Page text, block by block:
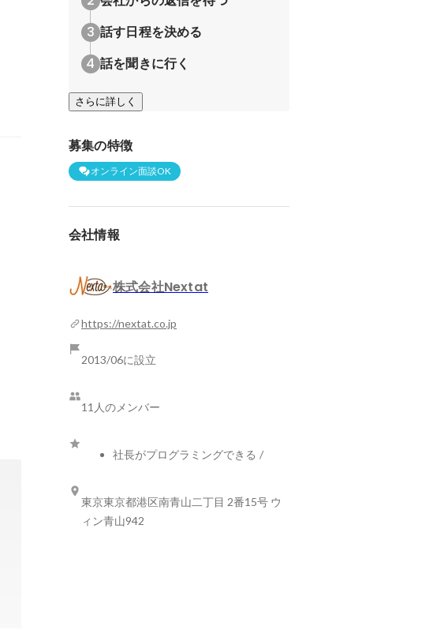
話す日程を決める
話を聞きに行く
さらに詳しく
募集の特徴
オンライン面談OK
会社情報
株式会社Nextat
https://nextat.co.jp
2013/06に設立
11人のメンバー
社長がプログラミングできる /
東京東京都港区南青山二丁目 2番15号 ウ
ィン青山942